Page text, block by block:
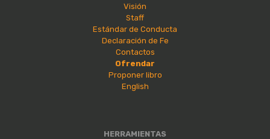
Visión
Staff
Estándar de Conducta
Declaración de Fe
Contactos
Ofrendar
Proponer libro
English
HERRAMIENTAS